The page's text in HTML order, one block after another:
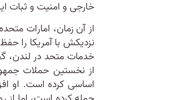
خارجی و امنیت و ثبات
از آن زمان، امارات
نزدیکش با آمریکا را
خدمات متحد در لندن،
از نخستین حملات
اساسی کرده است. او